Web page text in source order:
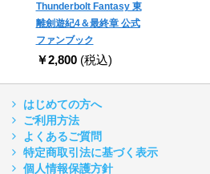
Thunderbolt Fantasy 東
離劍遊紀4＆最終章 公式
ファンブック
￥2,800 (税込)
はじめての方へ
ご利用方法
よくあるご質問
特定商取引法に基づく表示
個人情報保護方針